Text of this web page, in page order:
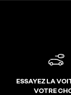
ESSAYEZ LA
VOTRE